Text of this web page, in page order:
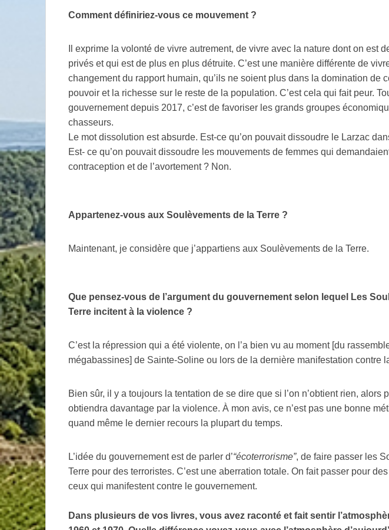
Comment définiriez-vous ce mouvement ?
Il exprime la volonté de vivre autrement, de vivre avec la nature dont on est
privés et qui est de plus en plus détruite. C’est une manière différente de
changement du rapport humain, qu’ils ne soient plus dans la domination de
pouvoir et la richesse sur le reste de la population. C’est cela qui fait peur.
gouvernement depuis 2017, c’est de favoriser les grands groupes
chasseurs.
Le mot dissolution est absurde. Est-ce qu’on pouvait dissoudre le Larzac
Est- ce qu’on pouvait dissoudre les mouvements de femmes qui
contraception et de l’avortement ? Non.
Appartenez-vous aux Soulèvements de la Terre ?
Maintenant, je considère que j’appartiens aux Soulèvements de la Terre.
Que pensez-vous de l’argument du gouvernement selon lequel Les
Terre incitent à la violence ?
C’est la répression qui a été violente, on l’a bien vu au moment [du
mégabassines] de Sainte-Soline ou lors de la dernière manifestation contre
Bien sûr, il y a toujours la tentation de se dire que si l’on n’obtient rien, alors
obtiendra davantage par la violence. À mon avis, ce n’est pas une bonne
quand même le dernier recours la plupart du temps.
L’idée du gouvernement est de parler d’“écoterrorisme”, de faire passer les
Terre pour des terroristes. C’est une aberration totale. On fait passer pour
ceux qui manifestent contre le gouvernement.
Dans plusieurs de vos livres, vous avez raconté et fait sentir